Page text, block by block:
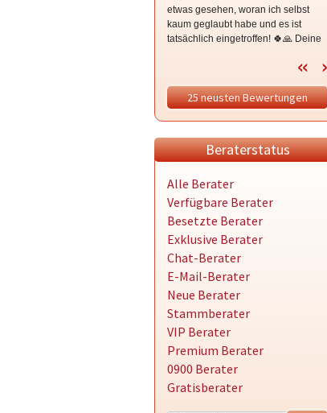
etwas gesehen, woran ich selbst
kaum geglaubt habe und es ist
tatsächlich eingetroffen! 🍀🙏 Deine
Kartenlegen 🔮 ist einfach großartig.
Beratung! 💕✨
25 neusten Bewertungen
Beraterstatus
Alle Berater
Verfügbare Berater
Besetzte Berater
Exklusive Berater
Chat-Berater
E-Mail-Berater
Neue Berater
Stammberater
VIP Berater
Premium Berater
0900 Berater
Gratisberater